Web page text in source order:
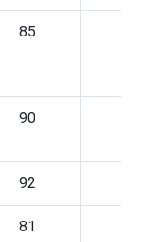
85
90
92
81